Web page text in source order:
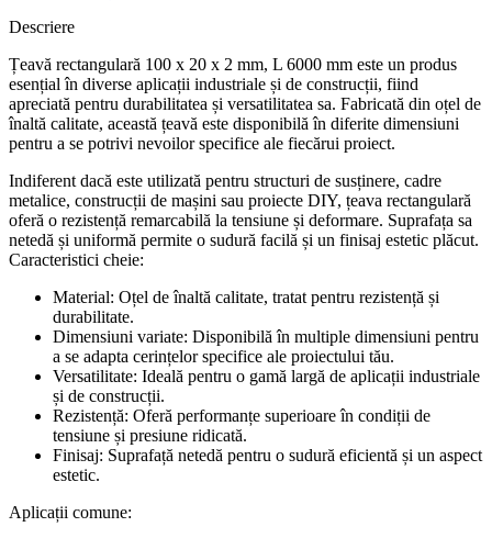
Descriere
Țeavă rectangulară 100 x 20 x 2 mm, L 6000 mm este un produs
esențial în diverse aplicații industriale și de construcții, fiind
apreciată pentru durabilitatea și versatilitatea sa. Fabricată din oțel de
înaltă calitate, această țeavă este disponibilă în diferite dimensiuni
pentru a se potrivi nevoilor specifice ale fiecărui proiect.
Indiferent dacă este utilizată pentru structuri de susținere, cadre
metalice, construcții de mașini sau proiecte DIY, țeava rectangulară
oferă o rezistență remarcabilă la tensiune și deformare. Suprafața sa
netedă și uniformă permite o sudură facilă și un finisaj estetic plăcut.
Caracteristici cheie:
Material: Oțel de înaltă calitate, tratat pentru rezistență și
durabilitate.
Dimensiuni variate: Disponibilă în multiple dimensiuni pentru
a se adapta cerințelor specifice ale proiectului tău.
Versatilitate: Ideală pentru o gamă largă de aplicații industriale
și de construcții.
Rezistență: Oferă performanțe superioare în condiții de
tensiune și presiune ridicată.
Finisaj: Suprafață netedă pentru o sudură eficientă și un aspect
estetic.
Aplicații comune: